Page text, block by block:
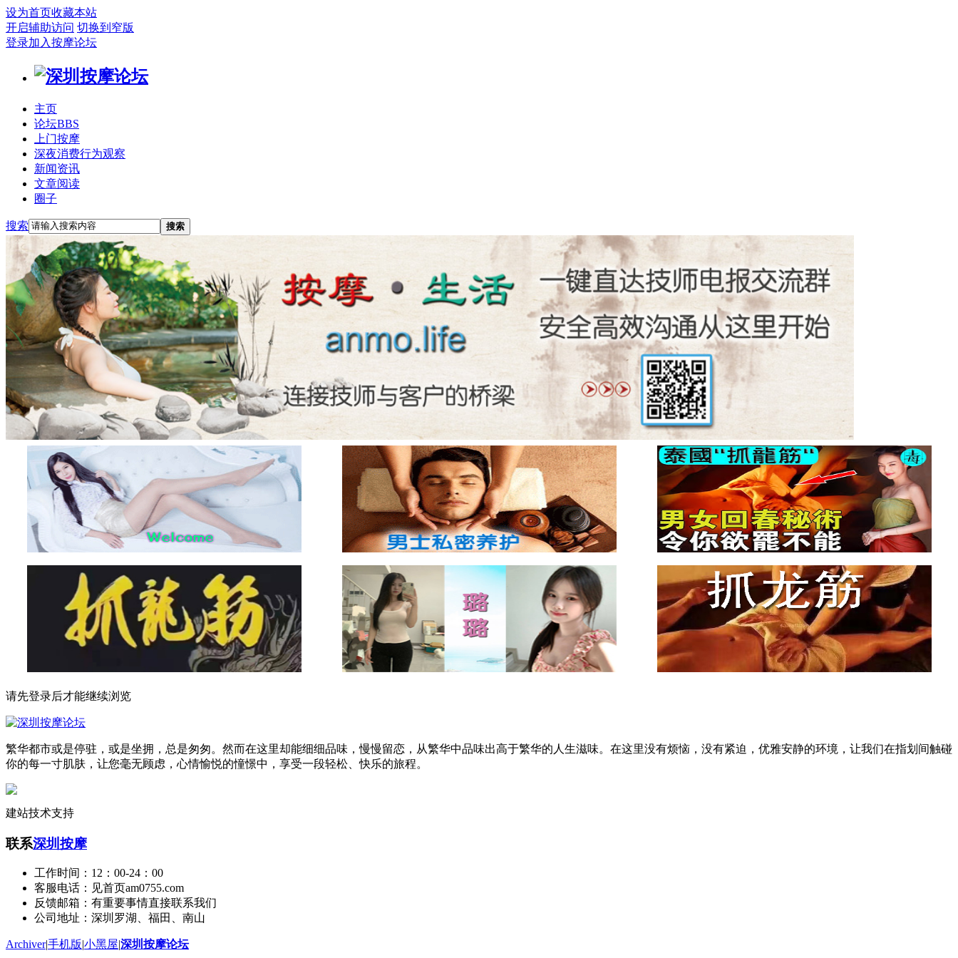
设为首页收藏本站
开启辅助访问 切换到窄版
登录加入按摩论坛
主页
论坛BBS
上门按摩
深夜消费行为观察
新闻资讯
文章阅读
圈子
搜索 搜索
请先登录后才能继续浏览
繁华都市或是停驻，或是坐拥，总是匆匆。然而在这里却能细细品味，慢慢留恋，从繁华中品味出高于繁华的人生滋味。在这里没有烦恼，没有紧迫，优雅安静的环境，让我们在指划间触碰
你的每一寸肌肤，让您毫无顾虑，心情愉悦的憧憬中，享受一段轻松、快乐的旅程。
建站技术支持
联系深圳按摩
工作时间：12：00-24：00
客服电话：见首页am0755.com
反馈邮箱：有重要事情直接联系我们
公司地址：深圳罗湖、福田、南山
Archiver|手机版|小黑屋|深圳按摩论坛